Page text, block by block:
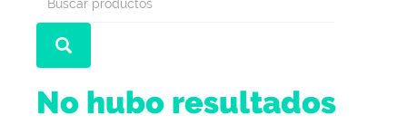
No hubo resultados